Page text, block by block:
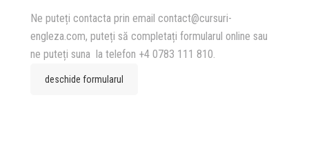
Ne puteți contacta prin email contact@cursuri-
engleza.com, puteți să completați formularul online sau
ne puteți suna la telefon +4 0783 111 810.
deschide formularul